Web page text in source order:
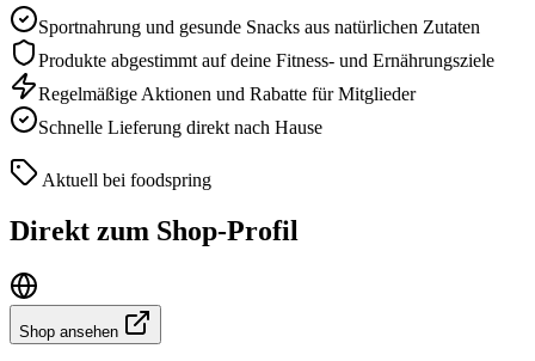
Sportnahrung und gesunde Snacks aus natürlichen Zutaten
Produkte abgestimmt auf deine Fitness- und Ernährungsziele
Regelmäßige Aktionen und Rabatte für Mitglieder
Schnelle Lieferung direkt nach Hause
Aktuell bei foodspring
Direkt zum Shop-Profil
Shop ansehen